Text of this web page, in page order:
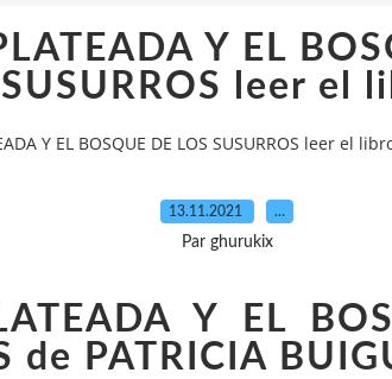
Y EL
SUSURROS leer el
Y EL BOSQUE DE LOS SUSURROS leer el
13.11.2021 …
Par ghurukix
Y EL
de PATRICIA